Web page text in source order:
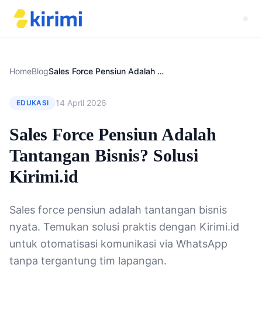
HomeBlog Sales Force Pensiun Adalah Tantangan Bisnis? Solusi Kirimi.id
EDUKASI 14 April 2026
Sales Force Pensiun Adalah
Tantangan Bisnis? Solusi
Kirimi.id
Sales force pensiun adalah tantangan bisnis
nyata. Temukan solusi praktis dengan Kirimi.id
untuk otomatisasi komunikasi via WhatsApp
tanpa tergantung tim lapangan.